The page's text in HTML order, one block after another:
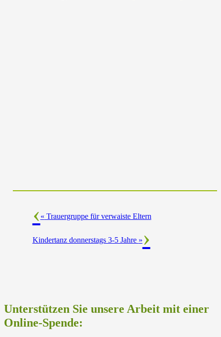
« Trauergruppe für verwaiste Eltern
Kindertanz donnerstags 3-5 Jahre »
Unterstützen Sie unsere Arbeit mit einer
Online-Spende: